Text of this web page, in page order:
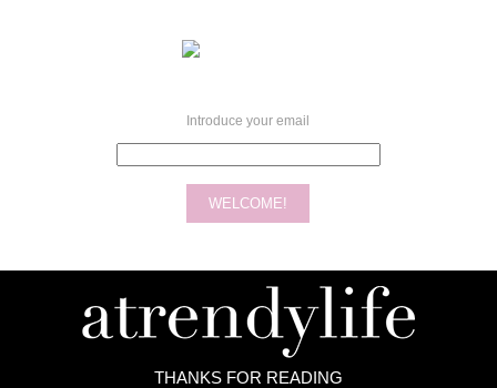
Introduce your email
THANKS FOR READING